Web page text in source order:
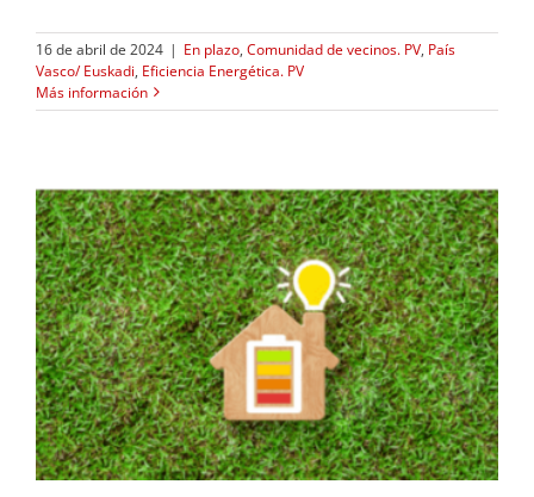
16 de abril de 2024 | En plazo, Comunidad de vecinos. PV, País
Vasco/ Euskadi, Eficiencia Energética. PV
Más información